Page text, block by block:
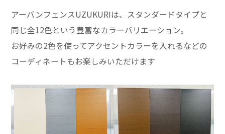
アーバンフェンスUZUKURIは、スタンダードタイプと
同じ全12色という豊富なカラーバリエーション。
お好みの2色を使ってアクセントカラーを入れるなどの
コーディネートもお楽しみいただけます